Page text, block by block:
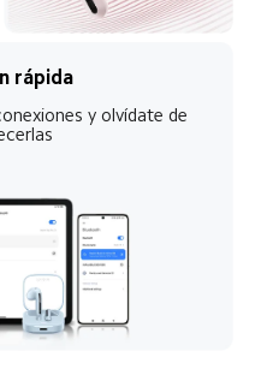
rápida
y olvídate de